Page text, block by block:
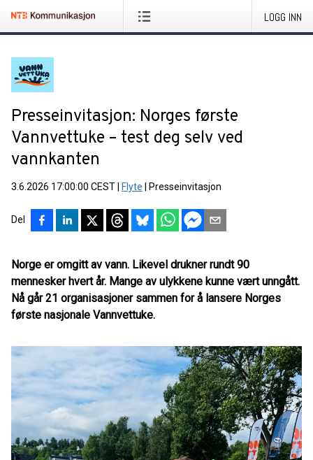
LOGG INN
Presseinvitasjon: Norges første
Vannvettuke – test deg selv ved
vannkanten
3.6.2026 17:00:00 CEST Flyte Presseinvitasjon
Del
Norge er omgitt av vann. Likevel drukner rundt 90
mennesker hvert år. Mange av ulykkene kunne vært unngått.
Nå går 21 organisasjoner sammen for å lansere Norges
første nasjonale Vannvettuke.